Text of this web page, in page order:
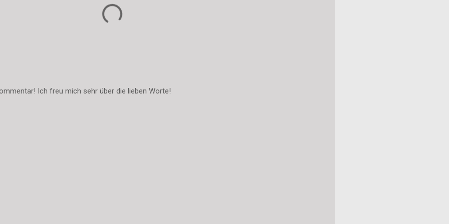
Ich freu mich sehr über die lieben Worte!